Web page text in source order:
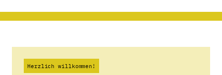
Herzlich willkommen!